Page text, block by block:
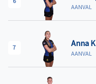
AANVAL
7 Anna
AANVAL